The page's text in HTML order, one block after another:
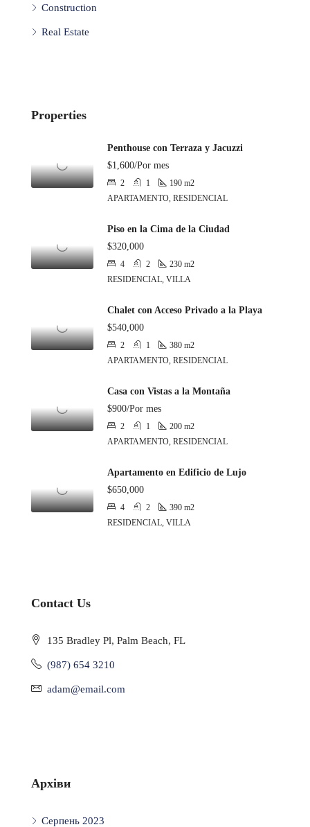
Construction
Real Estate
Properties
Penthouse con Terraza y Jacuzzi
$1,600/Por mes
2 1 190 m2
APARTAMENTO, RESIDENCIAL
Piso en la Cima de la Ciudad
$320,000
4 2 230 m2
RESIDENCIAL, VILLA
Chalet con Acceso Privado a la Playa
$540,000
2 1 380 m2
APARTAMENTO, RESIDENCIAL
Casa con Vistas a la Montaña
$900/Por mes
2 1 200 m2
APARTAMENTO, RESIDENCIAL
Apartamento en Edificio de Lujo
$650,000
4 2 390 m2
RESIDENCIAL, VILLA
Contact Us
135 Bradley Pl, Palm Beach, FL
(987) 654 3210
adam@email.com
Архіви
Серпень 2023